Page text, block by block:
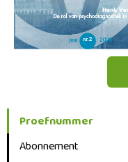
Proefnummer
Abonnement